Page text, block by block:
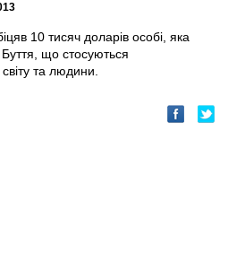
10 тисяч доларів особі, яка
що стосуються
та людини.